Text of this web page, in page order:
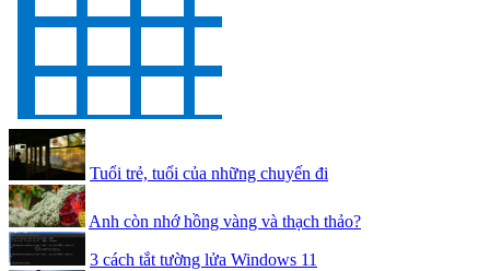
Tuổi trẻ, tuổi của những chuyến đi
Anh còn nhớ hồng vàng và thạch thảo?
3 cách tắt tường lửa Windows 11